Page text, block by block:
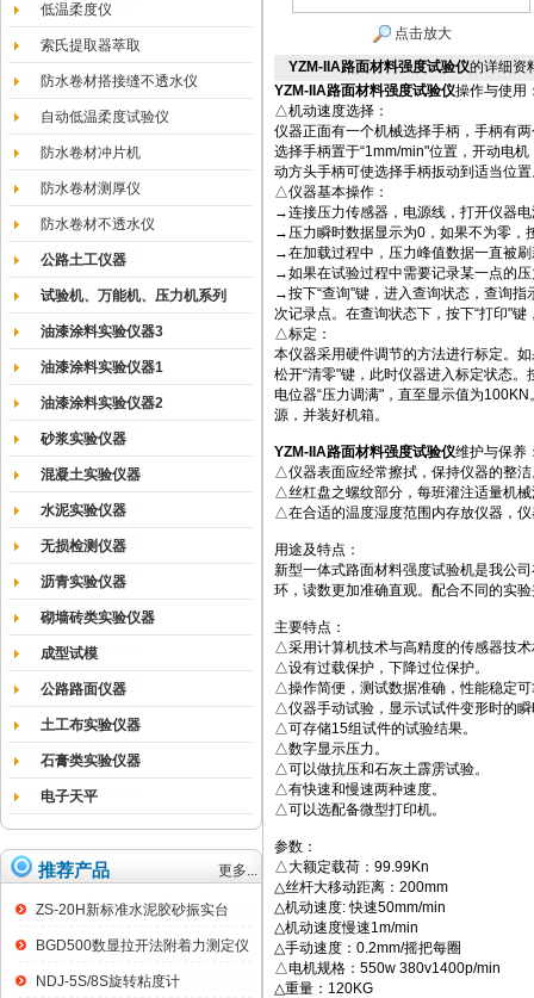
低温柔度仪
索氏提取器萃取
防水卷材搭接缝不透水仪
自动低温柔度试验仪
防水卷材冲片机
防水卷材测厚仪
防水卷材不透水仪
公路土工仪器
试验机、万能机、压力机系列
油漆涂料实验仪器3
油漆涂料实验仪器1
油漆涂料实验仪器2
砂浆实验仪器
混凝土实验仪器
水泥实验仪器
无损检测仪器
沥青实验仪器
砌墙砖类实验仪器
成型试模
公路路面仪器
土工布实验仪器
石膏类实验仪器
电子天平
推荐产品 更多...
ZS-20H新标准水泥胶砂振实台
BGD500数显拉开法附着力测定仪
NDJ-5S/8S旋转粘度计
点击放大
YZM-IIA路面材料强度试验仪的详细资
YZM-IIA路面材料强度试验仪操作与使用
△机动速度选择：
仪器正面有一个机械选择手柄，手柄有
选择手柄置于“1mm/min"位置，开动电
动方头手柄可使选择手柄扳动到适当位
△仪器基本操作：
→连接压力传感器，电源线，打开仪器
→压力瞬时数据显示为0，如果不为零，
→在加载过程中，压力峰值数据一直被
→如果在试验过程中需要记录某一点的
→按下“查询"键，进入查询状态，查询
次记录点。在查询状态下，按下“打印"
△标定：
本仪器采用硬件调节的方法进行标定。
松开“清零"键，此时仪器进入标定状态
电位器“压力调满"，直至显示值为
源，并装好机箱。
YZM-IIA路面材料强度试验仪维护与保养
△仪器表面应经常擦拭，保持仪器的整洁
△丝杠盘之螺纹部分，每班灌注适量机
△在合适的温度湿度范围内存放仪器，
用途及特点：
新型一体式路面材料强度试验机是我公
环，读数更加准确直观。配合不同的实
主要特点：
△采用计算机技术与高精度的传感器技
△设有过载保护，下降过位保护。
△操作简便，测试数据准确，性能稳定可
△仪器手动试验，显示试试件变形时的
△可存储15组试件的试验结果。
△数字显示压力。
△可以做抗压和石灰土霹雳试验。
△有快速和慢速两种速度。
△可以选配备微型打印机。
参数：
△大额定载荷：99.99Kn
△丝杆大移动距离：200mm
△机动速度: 快速50mm/min
△机动速度慢速1m/min
△手动速度：0.2mm/摇把每圈
△电机规格：550w 380v1400p/min
△重量：120KG